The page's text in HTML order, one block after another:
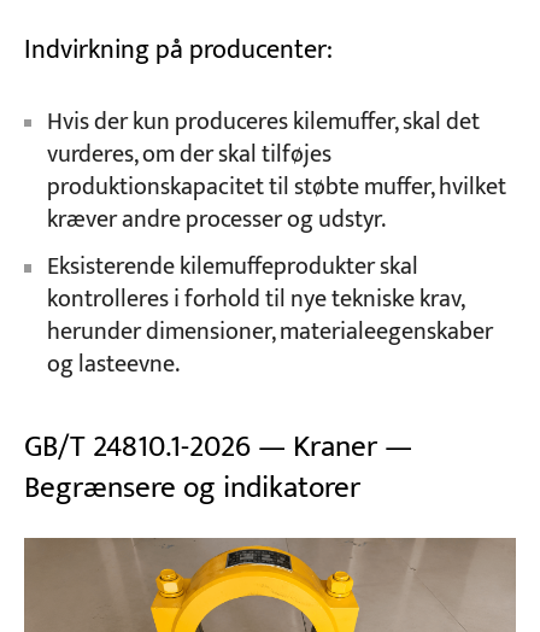
Indvirkning på producenter:
Hvis der kun produceres kilemuffer, skal det
vurderes, om der skal tilføjes
produktionskapacitet til støbte muffer, hvilket
kræver andre processer og udstyr.
Eksisterende kilemuffeprodukter skal
kontrolleres i forhold til nye tekniske krav,
herunder dimensioner, materialeegenskaber
og lasteevne.
GB/T 24810.1-2026 — Kraner —
Begrænsere og indikatorer